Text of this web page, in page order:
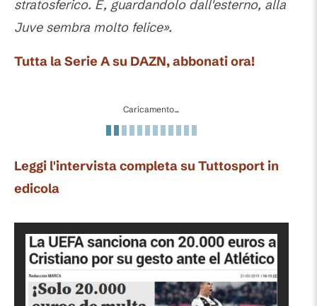
stratosferico. E, guardandolo dall'esterno, alla
Juve sembra molto felice».
Tutta la Serie A su DAZN, abbonati ora!
Caricamento...
Leggi l'intervista completa su Tuttosport in
edicola